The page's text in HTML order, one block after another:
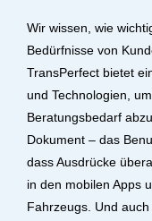
Wir wissen, wie
Bedürfnisse von
TransPerfect bietet
und Technologien,
Beratungsbedarf
Dokument – das
dass Ausdrücke
in den mobilen Apps
Fahrzeugs. Und